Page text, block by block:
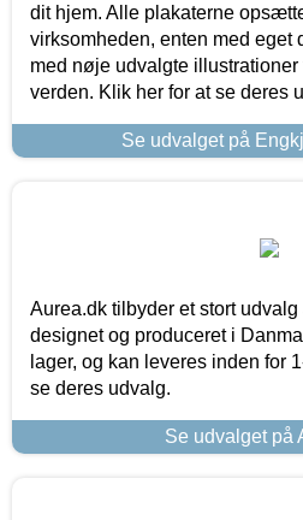
dit hjem. Alle plakaterne
virksomheden, enten med eget
med nøje udvalgte
verden. Klik her for at se deres
Se udvalget på
Aurea.dk tilbyder et stort
designet og produceret i
lager, og kan leveres inden for
se deres udvalg.
Se udvalget på